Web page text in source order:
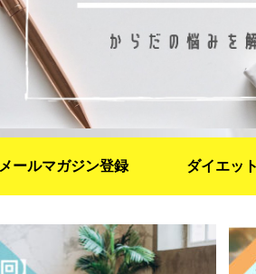
メールマガジン登録 ダイエット